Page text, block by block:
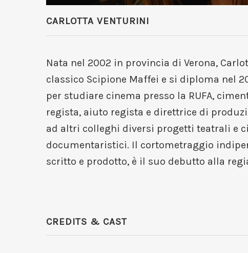
CARLOTTA VENTURINI
Nata nel 2002 in provincia di Verona,
classico Scipione Maffei e si diploma nel
per studiare cinema presso la RUFA,
regista, aiuto regista e direttrice di
ad altri colleghi diversi progetti teatrali e
documentaristici. Il cortometraggio
scritto e prodotto, è il suo debutto alla
CREDITS & CAST